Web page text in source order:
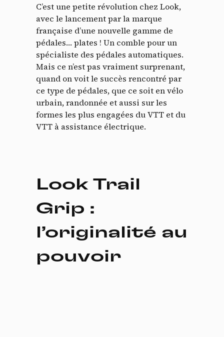
C’est une petite révolution chez Look,
avec le lancement par la marque
française d’une nouvelle gamme de
pédales… plates ! Un comble pour un
spécialiste des pédales automatiques.
Mais ce n’est pas vraiment surprenant,
quand on voit le succès rencontré par
ce type de pédales, que ce soit en vélo
urbain, randonnée et aussi sur les
formes les plus engagées du VTT et du
VTT à assistance électrique.
Look Trail
Grip :
l’originalité au
pouvoir